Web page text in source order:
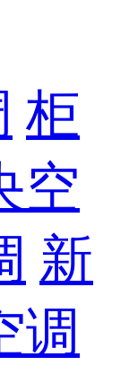
柜
空
新
调